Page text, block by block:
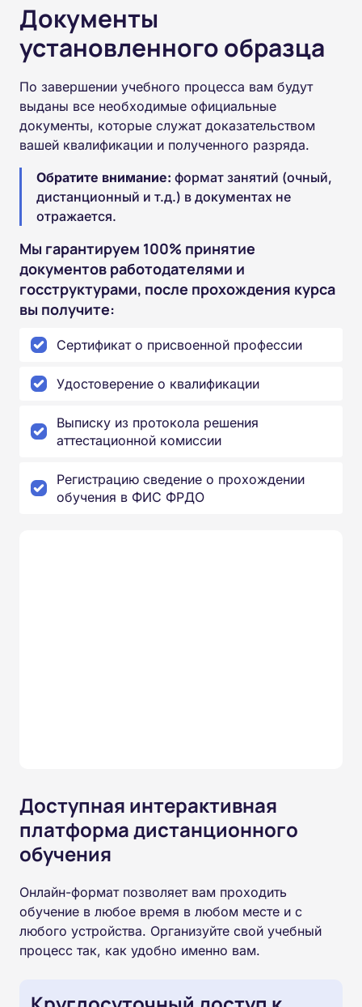
Документы
установленного образца
По завершении учебного процесса вам будут
выданы все необходимые официальные
документы, которые служат доказательством
вашей квалификации и полученного разряда.
Обратите внимание: формат занятий (очный,
дистанционный и т.д.) в документах не
отражается.
Мы гарантируем 100% принятие
документов работодателями и
госструктурами, после прохождения курса
вы получите:
Сертификат о присвоенной профессии
Удостоверение о квалификации
Выписку из протокола решения
аттестационной комиссии
Регистрацию сведение о прохождении
обучения в ФИС ФРДО
Доступная интерактивная
платформа дистанционного
обучения
Онлайн-формат позволяет вам проходить
обучение в любое время в любом месте и с
любого устройства. Организуйте свой учебный
процесс так, как удобно именно вам.